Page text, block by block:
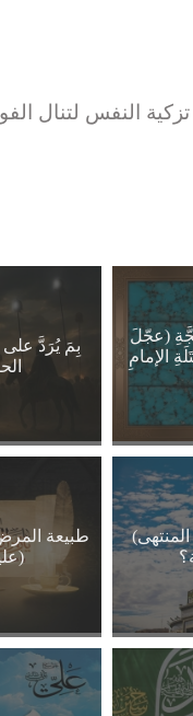
النفس لتنال
(عجّلَ
الإمامِ
بِمَ يُرَدَّ على
طبيعة